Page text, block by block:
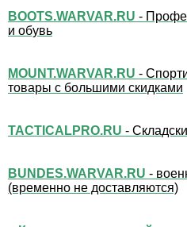
BOOTS.WARVAR.RU -
и обувь
MOUNT.WARVAR.RU -
товары с большими скидками
TACTICALPRO.RU -
BUNDES.WARVAR.RU -
(временно не доставляются)